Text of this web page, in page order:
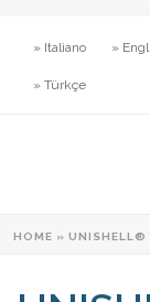
» Italiano »
» Türkçe
HOME » UNISHELL®